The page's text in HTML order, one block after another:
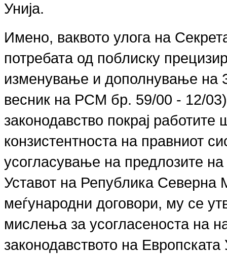
Унија.
Имено, ваквото улога на
потребата од поблиску
изменување и дополнување на
весник на РСМ бр. 59/00 - 12/03)
законодавство покрај
конзистентноста на правниот
усогласување на предлозите
Уставот на Република Северна
меѓународни договори, му се
мислења за усогласеноста на
законодавството на